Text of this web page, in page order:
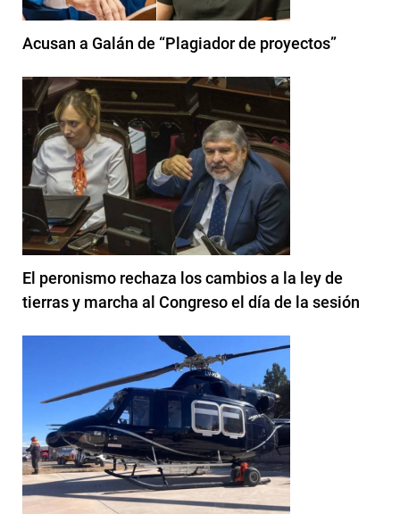
Acusan a Galán de “Plagiador de proyectos”
El peronismo rechaza los cambios a la ley de
tierras y marcha al Congreso el día de la sesión